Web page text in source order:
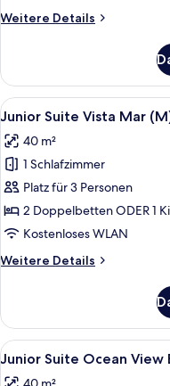
anzeigen
Weitere Details
Weitere
Suite,
eingeschränkter
Meerblick
Alle
Fotos
für
Junior
Suite
Vista
Mar
anzeigen
6
Junior Suite Vista Mar
40 m²
1 Schlafzimmer
Platz für 3 Personen
2 Doppelbetten ODER 1
Kostenloses WLAN
Weitere Details
Weitere
Suite
Vista
Mar
Alle
Fotos
9
Junior Suite Ocean View